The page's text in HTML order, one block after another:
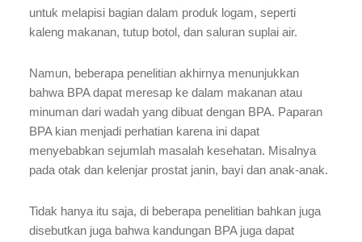
untuk melapisi bagian dalam produk logam, seperti
kaleng makanan, tutup botol, dan saluran suplai air.
Namun, beberapa penelitian akhirnya menunjukkan
bahwa BPA dapat meresap ke dalam makanan atau
minuman dari wadah yang dibuat dengan BPA. Paparan
BPA kian menjadi perhatian karena ini dapat
menyebabkan sejumlah masalah kesehatan. Misalnya
pada otak dan kelenjar prostat janin, bayi dan anak-anak.
Tidak hanya itu saja, di beberapa penelitian bahkan juga
disebutkan juga bahwa kandungan BPA juga dapat